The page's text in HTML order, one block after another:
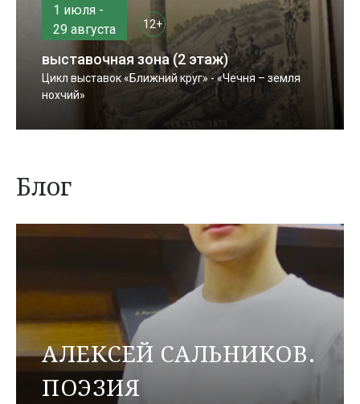
1 июля -
29 августа
12+
выставочная зона (2 этаж)
Цикл выставок «Ближний круг» - «Чечня – земля
нохчий»
Блог
АЛЕКСЕЙ САЛЬНИКОВ.
ПОЭЗИЯ